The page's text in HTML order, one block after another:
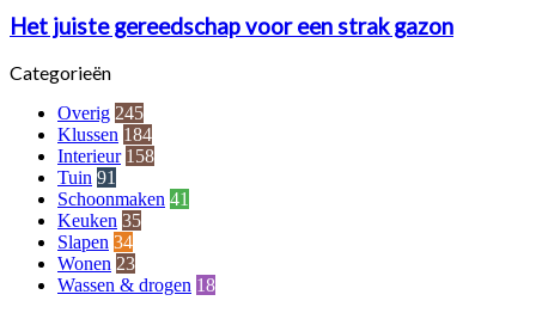
mooi
gereedschap
voor
een
strak
gazon
Het juiste gereedschap voor een strak gazon
Categorieën
Overig 245
Klussen 184
Interieur 158
Tuin 91
Schoonmaken 41
Keuken 35
Slapen 34
Wonen 23
Wassen & drogen 18